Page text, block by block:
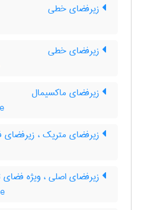
زیرفضای خطی
زیرفضای خطی
زیرفضای ماکسیمال
زیرفضای متریک ، زیرفضای
زیرفضای اصلی ، ویژه فضای